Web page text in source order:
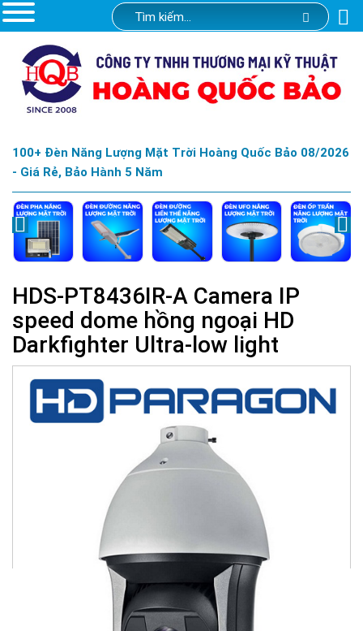
100+ Đèn Năng Lượng Mặt Trời Hoàng Quốc Bảo 08/2026
- Giá Rẻ, Bảo Hành 5 Năm
HDS-PT8436IR-A Camera IP
speed dome hồng ngoại HD
Darkfighter Ultra-low light